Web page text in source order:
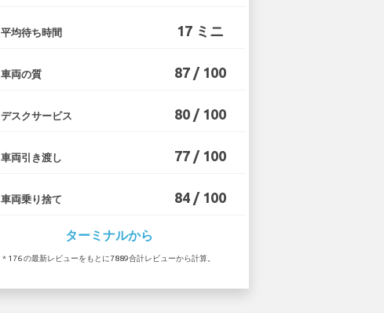
平均待ち時間 17 ミニ
車両の質 87 / 100
デスクサービス 80 / 100
車両引き渡し 77 / 100
車両乗り捨て 84 / 100
ターミナルから
* 176 の最新レビューをもとに7889合計レビューから計算。